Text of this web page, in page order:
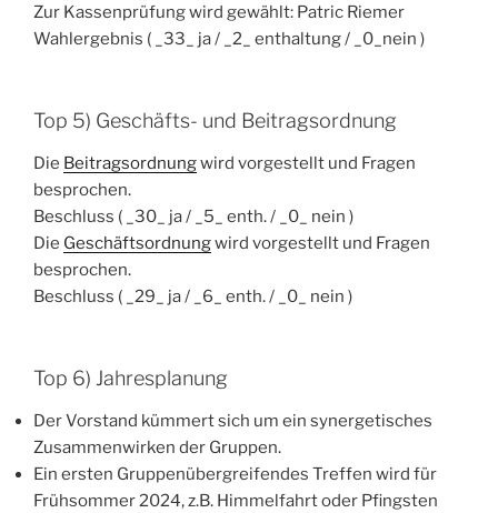
Zur Kassenprüfung wird gewählt: Patric Riemer
Wahlergebnis ( _33_ ja / _2_ enthaltung / _0_nein )
Top 5) Geschäfts- und Beitragsordnung
Die Beitragsordnungwird vorgestellt und Fragen
besprochen.
Beschluss ( _30_ ja / _5_ enth. / _0_ nein )
Die Geschäftsordnungwird vorgestellt und Fragen
besprochen.
Beschluss ( _29_ ja / _6_ enth. / _0_ nein )
Top 6) Jahresplanung
Der Vorstand kümmert sich um ein synergetisches
Zusammenwirken der Gruppen.
Ein ersten Gruppenübergreifendes Treffen wird für
Frühsommer 2024, z.B. Himmelfahrt oder Pfingsten